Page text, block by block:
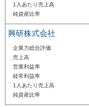
1人あたり売上高
純資産比率
興研株式会社
企業力総合評価
売上高
営業利益率
経常利益率
1人あたり売上高
純資産比率